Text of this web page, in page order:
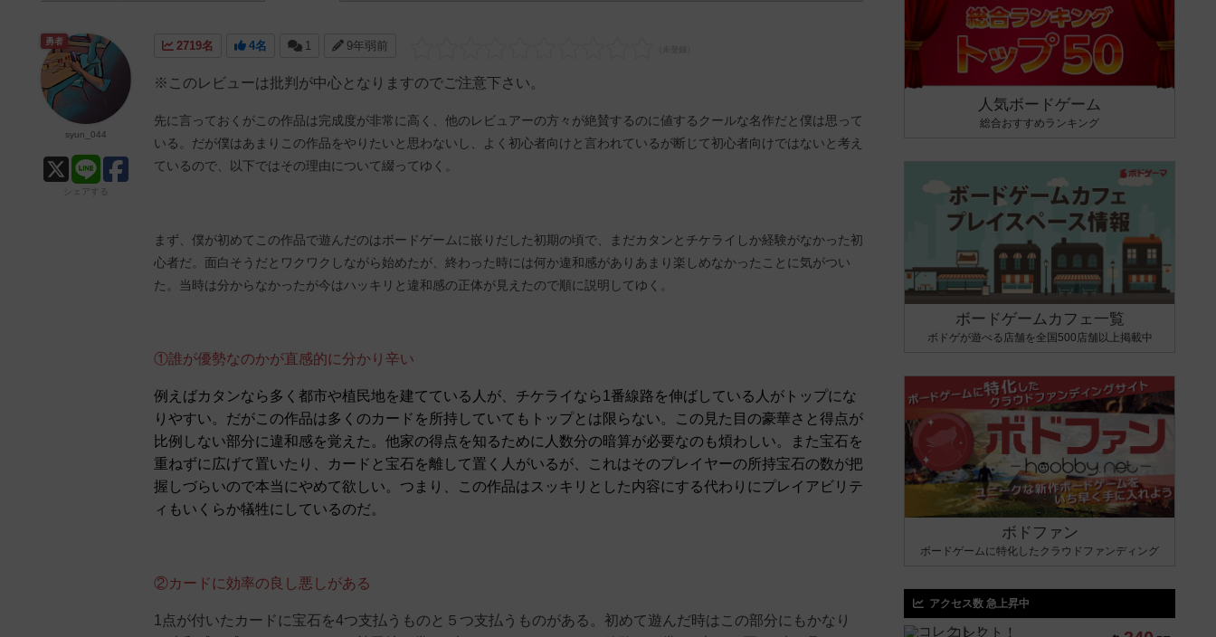
2719名 4名 1 9年弱前
※このレビューは批判が中心となりますのでご注意下さい。
先に言っておくがこの作品は完成度が非常に高く、他のレビュアーの方々が絶賛するのに値するクールな名作だと僕は思って
いる。だが僕はあまりこの作品をやりたいと思わないし、よく初心者向けと言われているが断じて初心者向けではないと考え
ているので、以下ではその理由について綴ってゆく。
まず、僕が初めてこの作品で遊んだのはボードゲームに嵌りだした初期の頃で、まだカタンとチケライしか経験がなかった初
心者だ。面白そうだとワクワクしながら始めたが、終わった時には何か違和感がありあまり楽しめなかったことに気がつい
た。当時は分からなかったが今はハッキリと違和感の正体が見えたので順に説明してゆく。
①誰が優勢なのかが直感的に分かり辛い
例えばカタンなら多く都市や植民地を建てている人が、チケライなら1番線路を伸ばしている人がトップにな
りやすい。だがこの作品は多くのカードを所持していてもトップとは限らない。この見た目の豪華さと得点が
比例しない部分に違和感を覚えた。他家の得点を知るために人数分の暗算が必要なのも煩わしい。また宝石を
重ねずに広げて置いたり、カードと宝石を離して置く人がいるが、これはそのプレイヤーの所持宝石の数が把
握しづらいので本当にやめて欲しい。つまり、この作品はスッキリとした内容にする代わりにプレイアビリテ
ィもいくらか犠牲にしているのだ。
②カードに効率の良し悪しがある
1点が付いたカードに宝石を4つ支払うものと５つ支払うものがある。初めて遊んだ時はこの部分にもかなり
勇者
syun_044
シェアする
人気ボードゲーム
総合おすすめランキング
ボードゲームカフェ一覧
ボドゲが遊べる店舗を全国500店舗以上掲載中
ボドファン
ボードゲームに特化したクラウドファンディング
アクセス数 急上昇中
コレクト！